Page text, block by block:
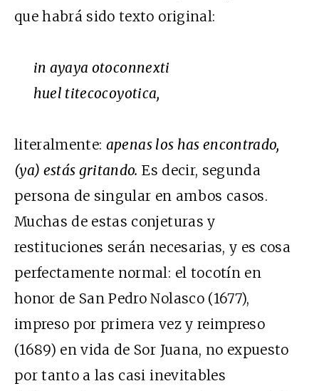
que habrá sido texto original:
in ayaya otoconnexti
huel titecocoyotica,
literalmente: apenas los has encontrado,
(ya) estás gritando. Es decir, segunda
persona de singular en ambos casos.
Muchas de estas conjeturas y
restituciones serán necesarias, y es cosa
perfectamente normal: el tocotín en
honor de San Pedro Nolasco (1677),
impreso por primera vez y reimpreso
(1689) en vida de Sor Juana, no expuesto
por tanto a las casi inevitables